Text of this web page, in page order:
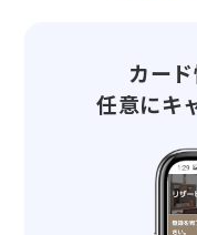
カー
任意にキ